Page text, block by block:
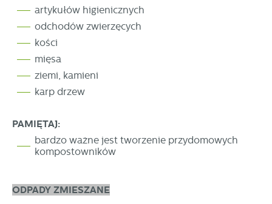
artykułów higienicznych
odchodów zwierzęcych
kości
mięsa
ziemi, kamieni
karp drzew
PAMIĘTAJ:
bardzo ważne jest tworzenie przydomowych
kompostowników
ODPADY ZMIESZANE